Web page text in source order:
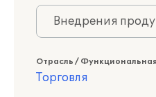
Внедрения
Отрасль /
Торговля